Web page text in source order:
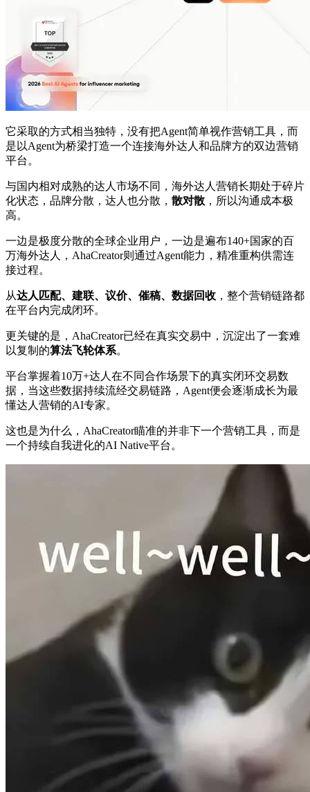
它采取的方式相当独特，没有把Agent简单视作营销工具，而
是以Agent为桥梁打造一个连接海外达人和品牌方的双边营销
平台。
与国内相对成熟的达人市场不同，海外达人营销长期处于碎片
化状态，品牌分散，达人也分散， 散对散 ，所以沟通成本极
高。
一边是极度分散的全球企业用户，一边是遍布140+国家的百
万海外达人，AhaCreator则通过Agent能力，精准重构供需连
接过程。
从达人匹配、建联、议价、催稿、数据回收 ，整个营销链路都
在平台内完成闭环。
更关键的是，AhaCreator已经在真实交易中，沉淀出了一套难
以复制的算法飞轮体系。
平台掌握着10万+达人在不同合作场景下的真实闭环交易数
据，当这些数据持续流经交易链路，Agent便会逐渐成长为最
懂达人营销的AI专家。
这也是为什么，AhaCreator瞄准的并非下一个营销工具，而是
一个持续自我进化的AI Native平台。